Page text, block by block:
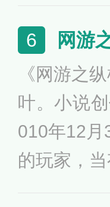
了，带着
被妹妹赶
还是玄界
要，重要
惊天秘密
6 网游
《网游之
叶。小说
010年12月
的玩家，